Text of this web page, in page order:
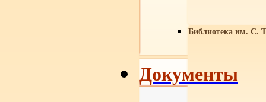
Библиотека им. С.
Документы